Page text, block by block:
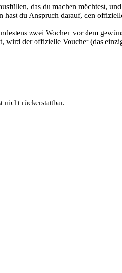
das du machen möchtest,
du Anspruch darauf, den
zwei Wochen vor dem
der offizielle Voucher (das
nicht rückerstattbar.